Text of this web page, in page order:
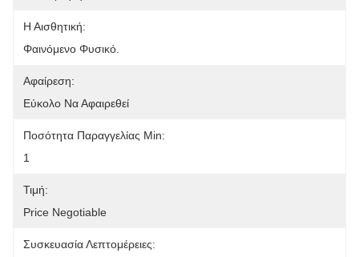
Η Αισθητική:
Φαινόμενο Φυσικό.
Αφαίρεση:
Εύκολο Να Αφαιρεθεί
Ποσότητα Παραγγελίας Min:
1
Τιμή:
Price Negotiable
Συσκευασία Λεπτομέρειες: